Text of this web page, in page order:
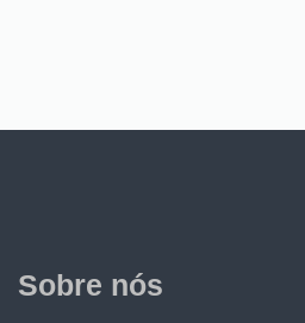
Sobre nós